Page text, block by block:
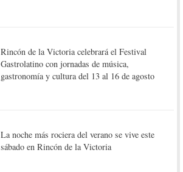
Rincón de la Victoria celebrará el Festival
Gastrolatino con jornadas de música,
gastronomía y cultura del 13 al 16 de agosto
La noche más rociera del verano se vive este
sábado en Rincón de la Victoria